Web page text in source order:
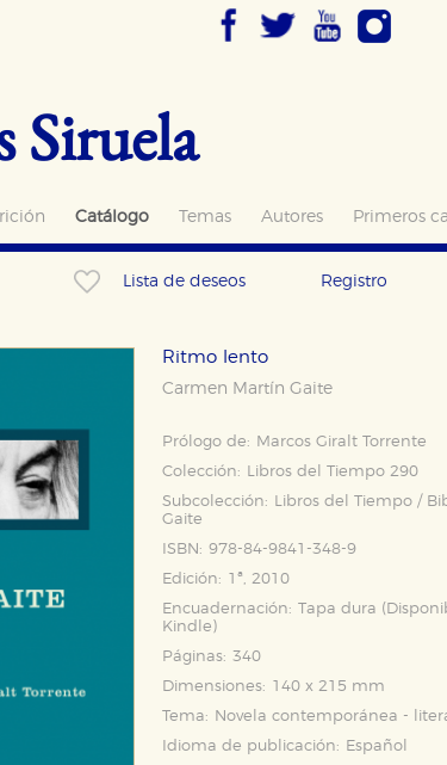
Siruela
Catálogo Temas Autores Primeros
Lista de deseos Registro
Ritmo lento
Carmen Martín Gaite
Prólogo de:
Marcos Giralt Torrente
Colección:
Libros del Tiempo 290
Subcolección:
Libros del Tiempo /
Gaite
ISBN: 978-84-9841-348-9
Edición: 1ª, 2010
Encuadernación: Tapa dura
Kindle )
Páginas: 340
Dimensiones: 140 x 215 mm
Tema:
Novela contemporánea -
Idioma de publicación:
Español